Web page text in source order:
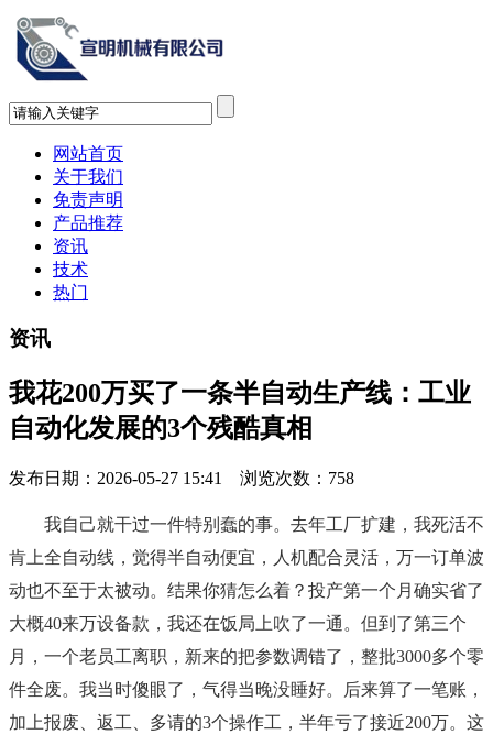
网站首页
关于我们
免责声明
产品推荐
资讯
技术
热门
资讯
我花200万买了一条半自动生产线：工业
自动化发展的3个残酷真相
发布日期：2026-05-27 15:41 浏览次数： 758
我自己就干过一件特别蠢的事。去年工厂扩建，我死活不
肯上全自动线，觉得半自动便宜，人机配合灵活，万一订单波
动也不至于太被动。结果你猜怎么着？投产第一个月确实省了
大概40来万设备款，我还在饭局上吹了一通。但到了第三个
月，一个老员工离职，新来的把参数调错了，整批3000多个零
件全废。我当时傻眼了，气得当晚没睡好。后来算了一笔账，
加上报废、返工、多请的3个操作工，半年亏了接近200万。这